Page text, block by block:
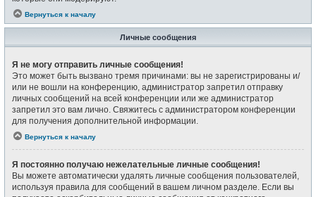
Вернуться к началу
Личные сообщения
Я не могу отправить личные сообщения!
Это может быть вызвано тремя причинами: вы не зарегистрированы и/
или не вошли на конференцию, администратор запретил отправку
личных сообщений на всей конференции или же администратор
запретил это вам лично. Свяжитесь с администратором конференции
для получения дополнительной информации.
Вернуться к началу
Я постоянно получаю нежелательные личные сообщения!
Вы можете автоматически удалять личные сообщения пользователей,
используя правила для сообщений в вашем личном разделе. Если вы